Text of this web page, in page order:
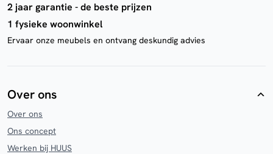
2 jaar garantie - de beste prijzen
1 fysieke woonwinkel
Ervaar onze meubels en ontvang deskundig advies
Over ons
Over ons
Ons concept
Werken bij HUUS